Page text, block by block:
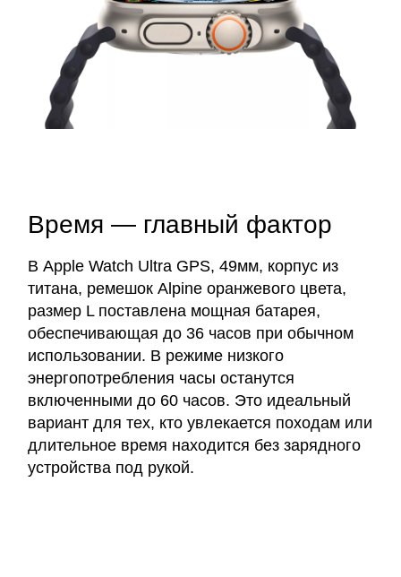
Время — главный фактор
В Apple Watch Ultra GPS, 49мм, корпус из
титана, ремешок Alpine оранжевого цвета,
размер L поставлена мощная батарея,
обеспечивающая до 36 часов при обычном
использовании. В режиме низкого
энергопотребления часы останутся
включенными до 60 часов. Это идеальный
вариант для тех, кто увлекается походам или
длительное время находится без зарядного
устройства под рукой.